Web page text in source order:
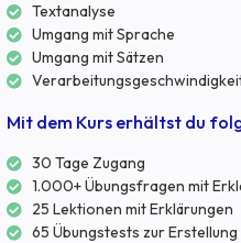
Textanalyse
Umgang mit Sprache
Umgang mit Sätzen
Mit dem Kurs erhältst du
30 Tage Zugang
1.000+ Übungsfragen mit
25 Lektionen mit Erklärungen
65 Übungstests zur